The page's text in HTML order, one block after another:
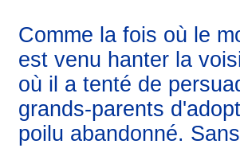
Comme la fois où le
est venu hanter la
où il a tenté de
grands-parents
poilu abandonné.